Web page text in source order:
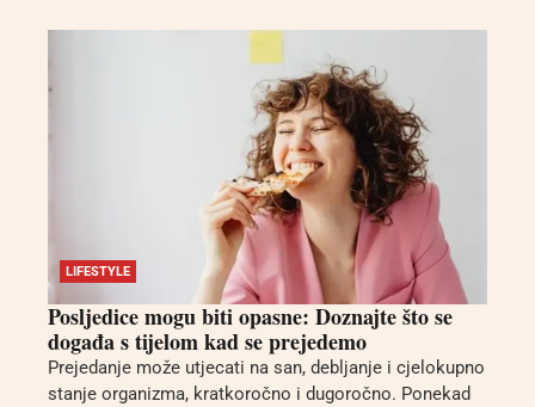
LIFESTYLE
Posljedice mogu biti opasne: Doznajte što se
događa s tijelom kad se prejedemo
Prejedanje može utjecati na san, debljanje i cjelokupno
stanje organizma, kratkoročno i dugoročno. Ponekad